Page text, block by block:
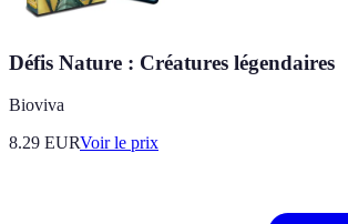
Défis Nature : Créatures légendaires
Bioviva
8.29 EURVoir le prix